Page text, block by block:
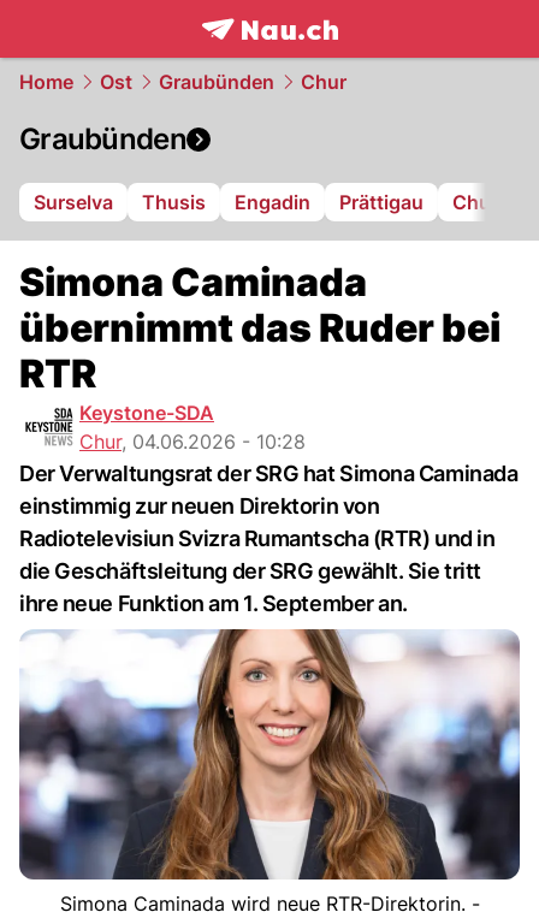
frontpage.NAU.ch
Home Ost Graubünden Chur
Graubünden
Surselva Thusis Engadin Prättigau Chur
Simona Caminada
übernimmt das Ruder bei
RTR
Keystone-SDA
Chur, 04.06.2026 - 10:28
Der Verwaltungsrat der SRG hat Simona Caminada
einstimmig zur neuen Direktorin von
Radiotelevisiun Svizra Rumantscha (RTR) und in
die Geschäftsleitung der SRG gewählt. Sie tritt
ihre neue Funktion am 1. September an.
Simona Caminada wird neue RTR-Direktorin. -